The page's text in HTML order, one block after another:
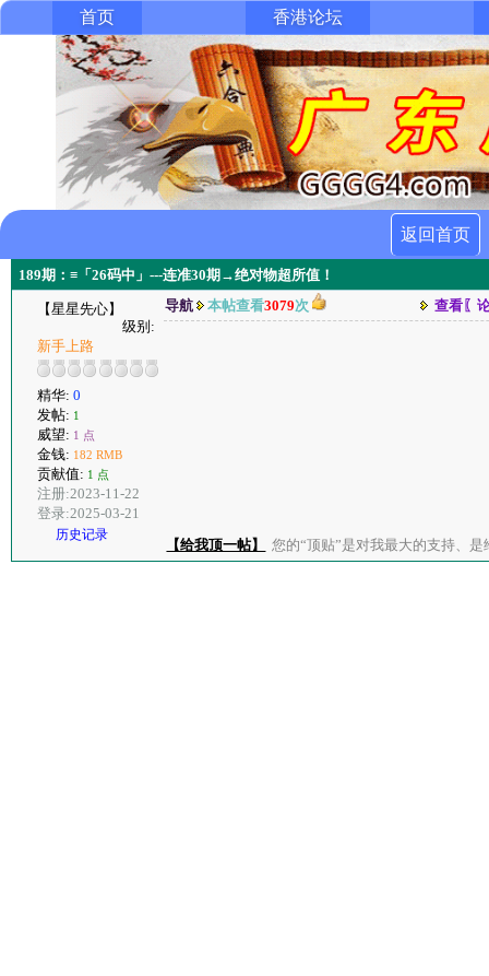
首页 香港论坛
返回首页
189期：≡「26码中」---连准30期→绝对物超所值！
【星星先心】
级别:
新手上路
精华: 0
发帖: 1
威望: 1 点
金钱: 182 RMB
贡献值: 1 点
注册:2023-11-22
登录:2025-03-21
历史记录
导航 本帖查看3079次 查看〖
【给我顶一帖】 您的“顶贴”是对我最大的支持、